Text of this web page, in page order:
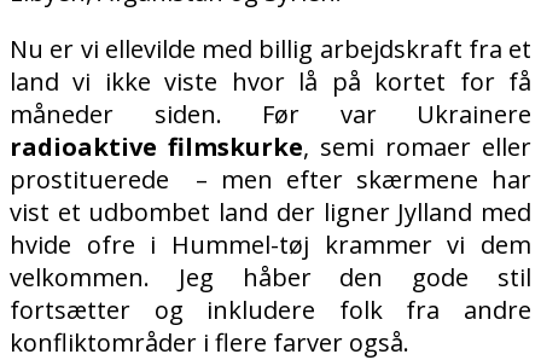
Nu er vi ellevilde med billig arbejdskraft fra et
land vi ikke viste hvor lå på kortet for få
måneder siden. Før var Ukrainere
radioaktive filmskurke, semi romaer eller
prostituerede
– men efter skærmene har
vist et udbombet land der ligner Jylland med
hvide ofre i Hummel-tøj krammer vi dem
velkommen. Jeg håber den gode stil
fortsætter og inkludere folk fra andre
konfliktområder i flere farver også.